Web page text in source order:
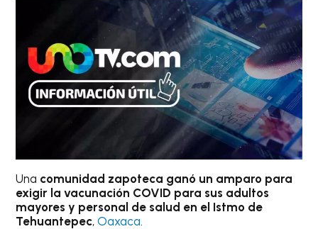
Una comunidad zapoteca ganó un amparo para
exigir la vacunación COVID para sus adultos
mayores y personal de salud en el Istmo de
Tehuantepec,Oaxaca.